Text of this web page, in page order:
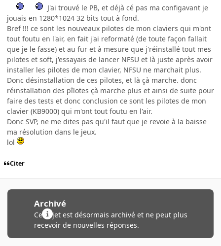
J'ai trouvé le PB, et déjà cé pas ma configavant je
jouais en 1280*1024 32 bits tout à fond.
Bref !!! ce sont les nouveaux pilotes de mon claviers qui m'ont
tout foutu en l'air, en fait j'ai reformaté (de toute façon fallait
que je le fasse) et au fur et à mesure que j'réinstallé tout mes
pilotes et soft, j'essayais de lancer NFSU et là juste après avoir
installer les pilotes de mon clavier, NFSU ne marchait plus.
Donc désinstallation de ces pilotes, et là çà marche. donc
réinstallation des pîlotes çà marche plus et ainsi de suite pour
faire des tests et donc conclusion ce sont les pilotes de mon
clavier (KB9000) qui m'ont tout foutu en l'air.
Donc SVP, ne me dites pas qu'il faut que je revoie à la baisse
ma résolution dans le jeux.
lol
Citer
Archivé
Ce sujet est désormais archivé et ne peut plus
recevoir de nouvelles réponses.